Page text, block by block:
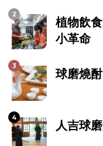
植物飲
小革命
球磨燒
人吉球